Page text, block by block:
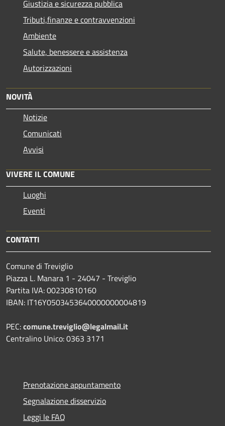
Giustizia e sicurezza pubblica
Tributi,finanze e contravvenzioni
Ambiente
Salute, benessere e assistenza
Autorizzazioni
NOVITÀ
Notizie
Comunicati
Avvisi
VIVERE IL COMUNE
Luoghi
Eventi
CONTATTI
Comune di Treviglio
Piazza L. Manara 1 - 24047 - Treviglio
Partita IVA: 00230810160
IBAN: IT16Y0503453640000000004819
PEC:comune.treviglio@legalmail.it
Centralino Unico: 0363 3171
Prenotazione appuntamento
Segnalazione disservizio
Leggi le FAQ